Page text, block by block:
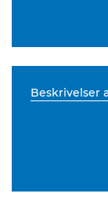
Beskrivelser